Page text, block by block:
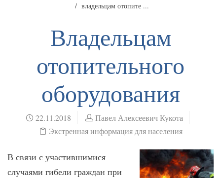
владельцам отопите ...
Владельцам
отопительного
оборудования
22.11.2018
Павел Алексеевич Кукота
Экстренная информация для населения
В связи с участившимися
случаями гибели граждан при